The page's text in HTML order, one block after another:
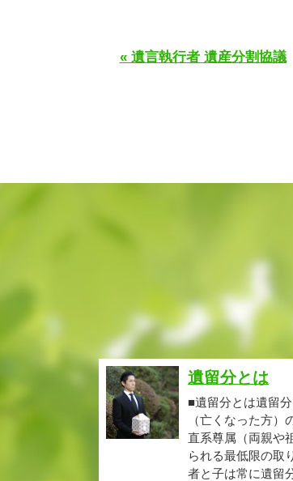
« 遺言執行者 遺産分割協議
遺留分とは
■遺留分とは遺留
（亡くなった方）
直系尊属（両親や
られる最低限の取
者と子は常に遺留